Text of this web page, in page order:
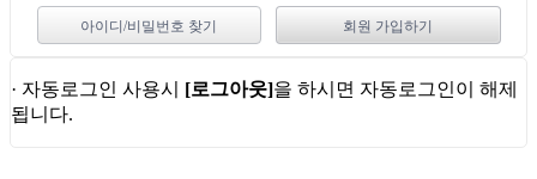
아이디/비밀번호 찾기 회원 가입하기
· 자동로그인 사용시 [로그아웃]을 하시면 자동로그인이 해제
됩니다.